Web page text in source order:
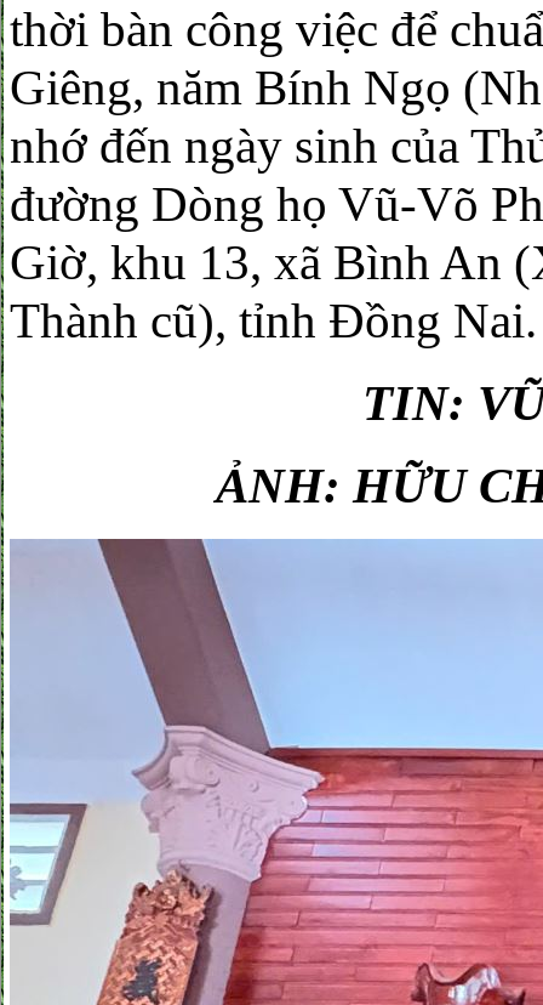
thời bàn công việc để
Giêng, năm Bính Ngọ
nhớ đến ngày sinh của
đường Dòng họ Vũ-Võ
Giờ, khu 13, xã Bình An
Thành cũ), tỉnh Đồng Nai.
TIN:
ẢNH: HỮU